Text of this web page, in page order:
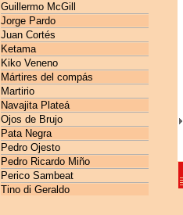
Guillermo McGill
Jorge Pardo
Juan Cortés
Ketama
Kiko Veneno
Mártires del compás
Martirio
Navajita Plateá
Ojos de Brujo
Pata Negra
Pedro Ojesto
Pedro Ricardo Miño
Perico Sambeat
Tino di Geraldo